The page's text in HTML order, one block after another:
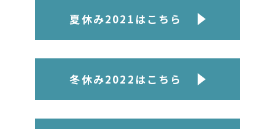
夏休み2021はこちら
冬休み2022はこちら